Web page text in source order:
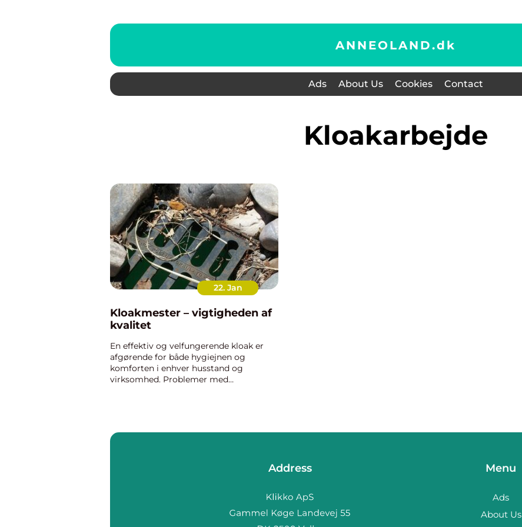
ANNEOLAND.dk
Ads About Us Cookies Contact
Kloakarbejde
22. Jan
Kloakmester – vigtigheden af
kvalitet
En effektiv og velfungerende kloak er
afgørende for både hygiejnen og
komforten i enhver husstand og
virksomhed. Problemer med
Address Menu
Ads
About Us